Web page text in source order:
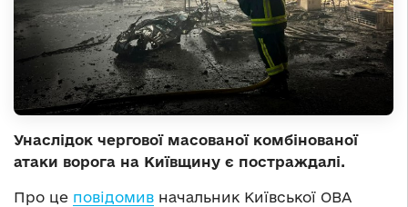
Унаслідок чергової масованої комбінованої
атаки ворога на Київщину є постраждалі.
Про це повідомив начальник Київської ОВА